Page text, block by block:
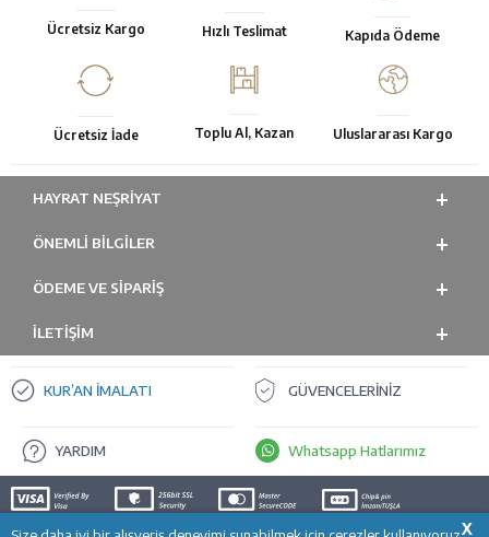
X
Ücretsiz Kargo Hızlı Teslimat Kapıda Ödeme
Ücretsiz İade Toplu Al, Kazan Uluslararası Kargo
HAYRAT NEŞRIYAT
ÖNEMLI BILGILER
ÖDEME VE SİPARİŞ
İLETİŞİM
KUR’AN İMALATI GÜVENCELERİNİZ
YARDIM Whatsapp Hatlarımız